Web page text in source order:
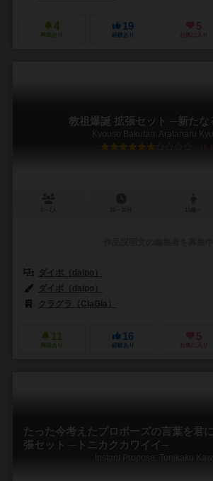
4
興味あり
19
経験あり
5
お気に入り
教祖爆誕 拡張セット ─新たな
Kyouso Bakutan: Aratanaru
6.1
ダイポ（daipo）
ダイポ（daipo）
クラグラ（ClaGla）
11
興味あり
16
経験あり
5
お気に入り
たった今考えたプロポーズの言葉を君
張セット ─トニカクカワイイ─
Instant Propose: Tonikaku